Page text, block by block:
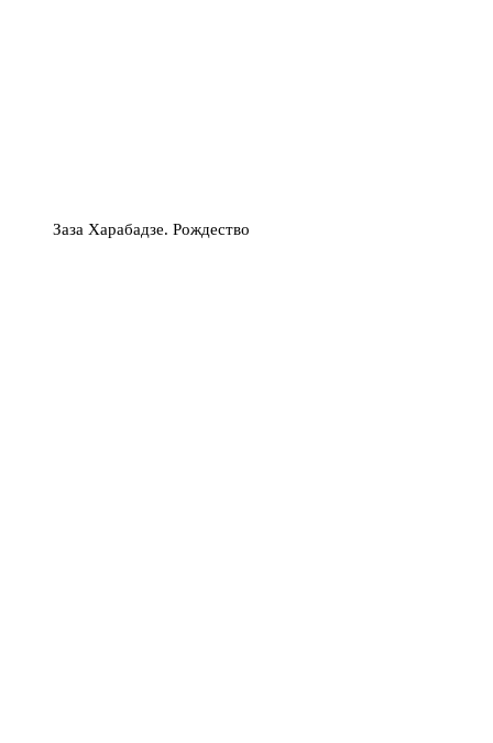
Заза Харабадзе. Рождество